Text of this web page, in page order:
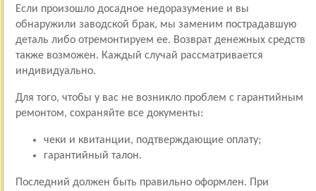
Если произошло досадное недоразумение и вы
обнаружили заводской брак, мы заменим пострадавшую
деталь либо отремонтируем ее. Возврат денежных средств
также возможен. Каждый случай рассматривается
индивидуально.
Для того, чтобы у вас не возникло проблем с гарантийным
ремонтом, сохраняйте все документы:
чеки и квитанции, подтверждающие оплату;
гарантийный талон.
Последний должен быть правильно оформлен. При